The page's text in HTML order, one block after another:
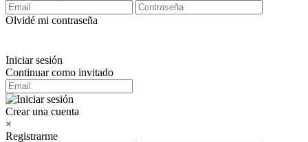
Olvidé mi contraseña
Iniciar sesión
Continuar como invitado
Crear una cuenta
×
Registrarme